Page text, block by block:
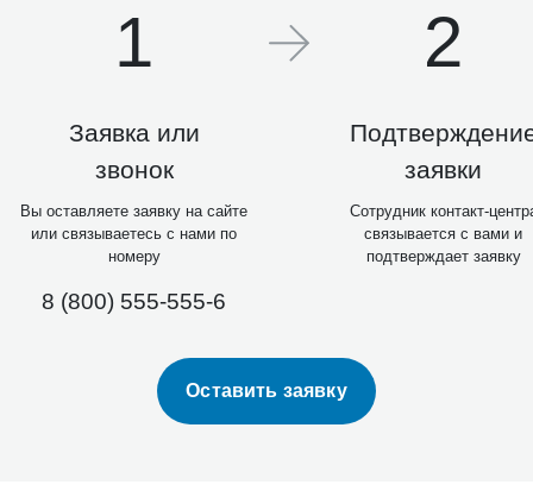
1
Заявка или
звонок
Вы оставляете заявку на сайте
или связываетесь с нами по
номеру
8 (800) 555-555-6
2
заявки
Сотрудник контакт-
связывается с вами и
подтверждает заявку
Оставить заявку